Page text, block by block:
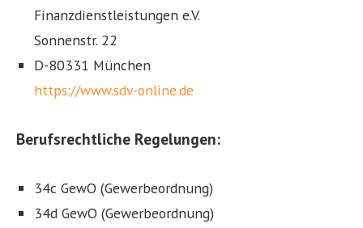
Finanzdienstleistungen e.V.
Sonnenstr. 22
D-80331 München
https://www.sdv-online.de
Berufsrechtliche Regelungen:
34c GewO (Gewerbeordnung)
34d GewO (Gewerbeordnung)